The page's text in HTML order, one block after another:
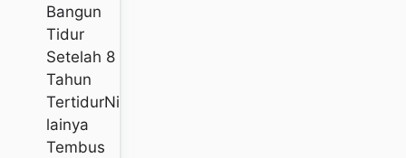
Bangun
Tidur
Setelah 8
Tahun
TertidurNi
Lainya
Tembus